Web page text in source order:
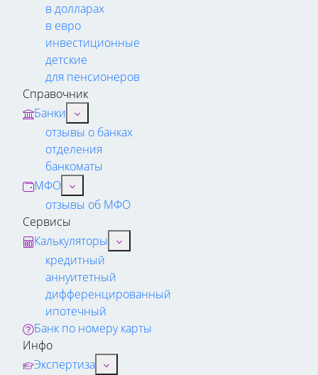
в долларах
в евро
инвестиционные
детские
для пенсионеров
Справочник
Банки
отзывы о банках
отделения
банкоматы
МФО
отзывы об МФО
Сервисы
Калькуляторы
кредитный
аннуитетный
дифференцированный
ипотечный
Банк по номеру карты
Инфо
Экспертиза